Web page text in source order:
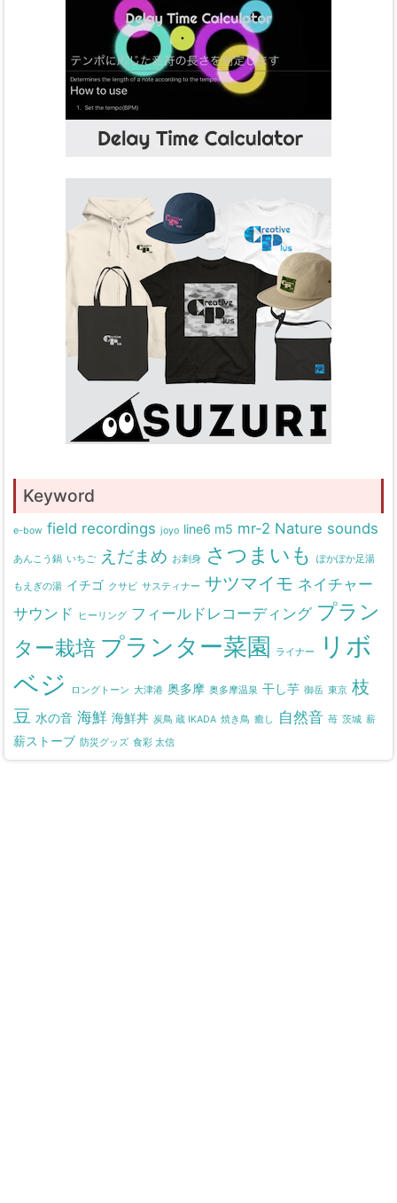
Keyword
e-bow field recordings joyo line6 m5 mr-2 Nature sounds
あんこう鍋 いちご えだまめ お刺身 さつまいも ぽかぽか足湯
もえぎの湯 イチゴ クサビ サスティナー サツマイモ ネイチャー
サウンド
ヒーリング フィールドレコーディング プラン
ター栽培 プランター菜園 ライナー
リボ
ベジ
ロングトーン 大津港 奥多摩 奥多摩温泉 干し芋 御岳 東京 枝
豆 水の音 海鮮 海鮮丼 炭鳥 蔵 IKADA 焼き鳥 癒し 自然音 苺 茨城 薪
薪ストーブ 防災グッズ 食彩 太信